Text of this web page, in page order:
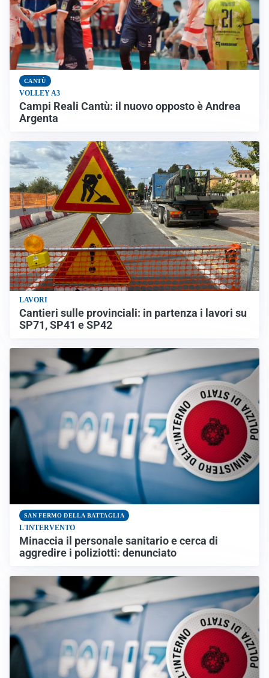
CANTÙ
VOLLEY A3
Campi Reali Cantù: il nuovo opposto è Andrea
Argenta
LAVORI
Cantieri sulle provinciali: in partenza i lavori su
SP71, SP41 e SP42
SAN FERMO DELLA BATTAGLIA
L'INTERVENTO
Minaccia il personale sanitario e cerca di
aggredire i poliziotti: denunciato